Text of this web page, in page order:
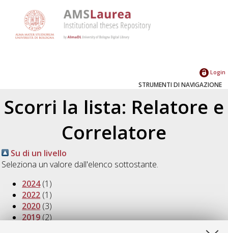
Login
STRUMENTI DI NAVIGAZIONE
Scorri la lista: Relatore e
Correlatore
Su di un livello
Seleziona un valore dall'elenco sottostante.
2024(1)
2022 (1)
2020 (3)
2019(2)